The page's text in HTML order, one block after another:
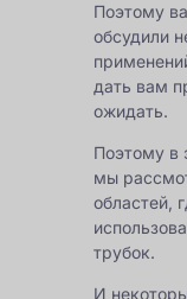
Поэтому
обсудили
дать вам
ожидать.
Поэтому в
мы
областей,
трубок.
И